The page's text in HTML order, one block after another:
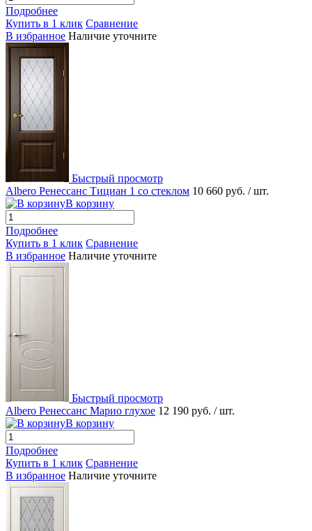
Подробнее
Купить в 1 клик Сравнение
В избранное Наличие уточните
Быстрый просмотр
Albero Ренессанс Тициан 1 со стеклом 10 660 руб. / шт.
В корзину
Подробнее
Купить в 1 клик Сравнение
В избранное Наличие уточните
Быстрый просмотр
Albero Ренессанс Марио глухое 12 190 руб. / шт.
В корзину
Подробнее
Купить в 1 клик Сравнение
В избранное Наличие уточните